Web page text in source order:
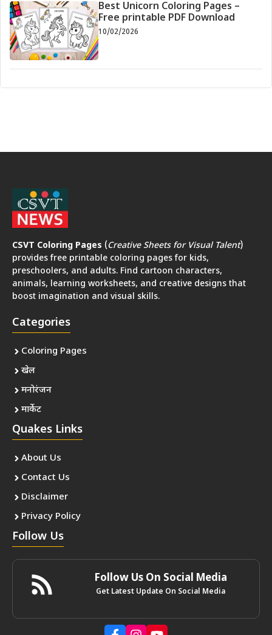
Best Unicorn Coloring Pages –
Free printable PDF Download
10/02/2026
CSVT Coloring Pages (Creative Sheets for Visual Talent)
provides free printable coloring pages for kids,
preschoolers, and adults. Find cartoon characters,
animals, learning worksheets, and creative designs that
boost imagination and visual skills.
Categories
Coloring Pages
खेल
मनोरंजन
मार्केट
Quakes Links
About Us
Contact Us
Disclaimer
Privacy Policy
Follow Us
Follow Us On Social Media
Get Latest Update On Social Media